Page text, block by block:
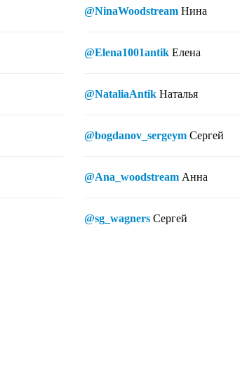
@NinaWoodstream Нина
@Elena1001antik Елена
@NataliaAntik Наталья
@bogdanov_sergeym Сергей
@Ana_woodstream Анна
@sg_wagners Сергей